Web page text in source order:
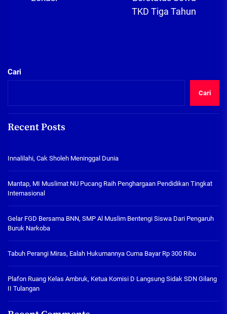
TKD Tiga Tahun
Cari
Cari
Recent Posts
Innalilahi, Cak Sholeh Meninggal Dunia
Mantap, MI Muslimat NU Pucang Raih Penghargaan Pendidikan Tingkat
Internasional
Gelar FGD Bersama BNN, SMP Al Muslim Bentengi Siswa Dari Pengaruh
Buruk Narkoba
Tabuh Perangi Miras, Ealah Hukumannya Cuma Bayar Rp 300 Ribu
Plafon Ruang Kelas Ambruk, Ketua Komisi D Langsung Sidak SDN Gilang
II Tulangan